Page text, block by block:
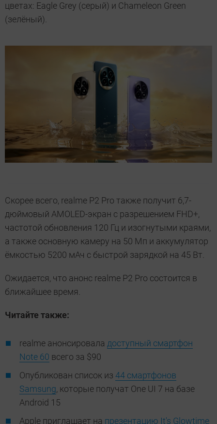
цветах: Eagle Grey (серый) и Chameleon Green
(зелёный).
Скорее всего, realme P2 Pro также получит 6,7-
дюймовый AMOLED-экран с разрешением FHD+,
частотой обновления 120 Гц и изогнутыми краями,
а также основную камеру на 50 Мп и аккумулятор
ёмкостью 5200 мАч с быстрой зарядкой на 45 Вт.
Ожидается, что анонс realme P2 Pro состоится в
ближайшее время.
Читайте также:
realme анонсировала доступный смартфон
Note 60 всего за $90
Опубликован список из 44 смартфонов
Samsung, которые получат One UI 7 на базе
Android 15
Apple приглашает на презентацию It's Glowtime